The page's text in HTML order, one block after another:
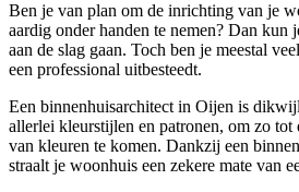
Ben je van plan om de inrichting van je
aardig onder handen te nemen? Dan kun
aan de slag gaan. Toch ben je meestal
een professional uitbesteedt.
Een binnenhuisarchitect in Oijen is
allerlei kleurstijlen en patronen, om zo tot
van kleuren te komen. Dankzij een
straalt je woonhuis een zekere mate van